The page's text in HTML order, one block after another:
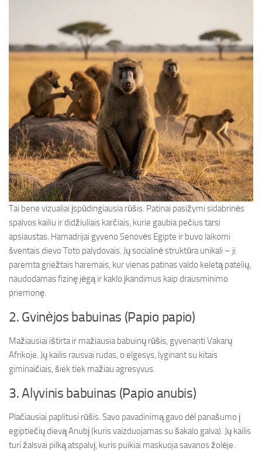
Tai bene vizualiai įspūdingiausia rūšis. Patinai pasižymi sidabrinės
spalvos kailiu ir didžiuliais karčiais, kurie gaubia pečius tarsi
apsiaustas. Hamadrijai gyveno Senovės Egipte ir buvo laikomi
šventais dievo Toto palydovais. Jų socialinė struktūra unikali – ji
paremta griežtais haremais, kur vienas patinas valdo keletą patelių,
naudodamas fizinę jėgą ir kaklo įkandimus kaip drausminimo
priemonę.
2. Gvinėjos babuinas (Papio papio)
Mažiausiai ištirta ir mažiausia babuinų rūšis, gyvenanti Vakarų
Afrikoje. Jų kailis rausvai rudas, o elgesys, lyginant su kitais
giminaičiais, šiek tiek mažiau agresyvus.
3. Alyvinis babuinas (Papio anubis)
Plačiausiai paplitusi rūšis. Savo pavadinimą gavo dėl panašumo į
egiptiečių dievą Anubį (kuris vaizduojamas su šakalo galva). Jų kailis
turi žalsvai pilką atspalvį, kuris puikiai maskuoja savanos žolėje.